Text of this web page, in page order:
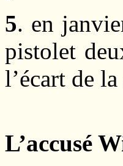
5. en
pistolet
l’écart de
L’accusé